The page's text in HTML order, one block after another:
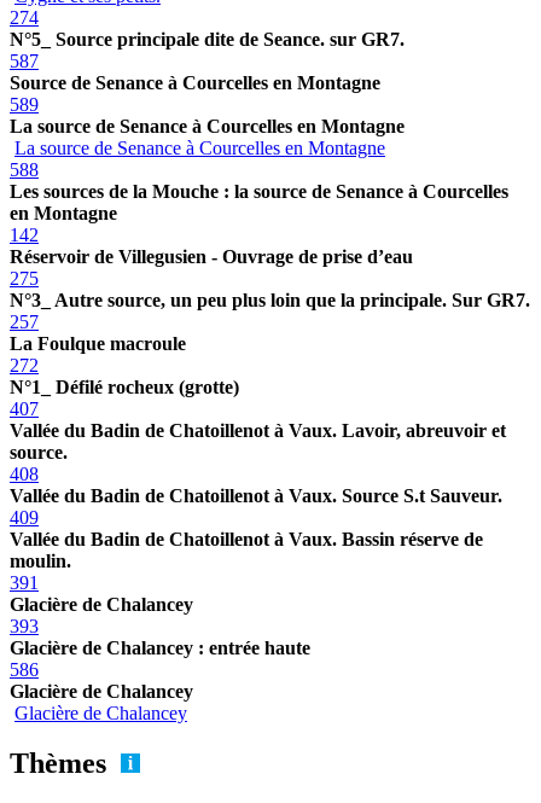
274
N°5_ Source principale dite de Seance. sur GR7.
587
Source de Senance à Courcelles en Montagne
589
La source de Senance à Courcelles en Montagne
La source de Senance à Courcelles en Montagne
588
Les sources de la Mouche : la source de Senance à Courcelles
en Montagne
142
Réservoir de Villegusien - Ouvrage de prise d’eau
275
N°3_ Autre source, un peu plus loin que la principale. Sur GR7.
257
La Foulque macroule
272
N°1_ Défilé rocheux (grotte)
407
Vallée du Badin de Chatoillenot à Vaux. Lavoir, abreuvoir et
source.
408
Vallée du Badin de Chatoillenot à Vaux. Source S.t Sauveur.
409
Vallée du Badin de Chatoillenot à Vaux. Bassin réserve de
moulin.
391
Glacière de Chalancey
393
Glacière de Chalancey : entrée haute
586
Glacière de Chalancey
Glacière de Chalancey
Thèmes